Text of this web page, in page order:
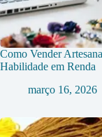
Como Vender
Habilidade em Renda
março 16, 2026